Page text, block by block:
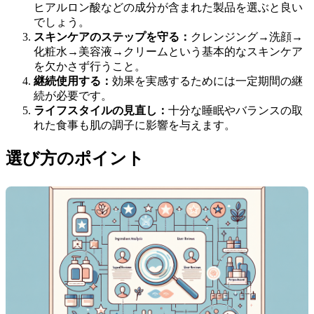
ヒアルロン酸などの成分が含まれた製品を選ぶと良い
でしょう。
スキンケアのステップを守る： クレンジング→洗顔→
化粧水→美容液→クリームという基本的なスキンケア
を欠かさず行うこと。
継続使用する： 効果を実感するためには一定期間の継
続が必要です。
ライフスタイルの見直し： 十分な睡眠やバランスの取
れた食事も肌の調子に影響を与えます。
選び方のポイント